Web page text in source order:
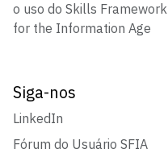
o uso do Skills Framework
for the Information Age
Siga-nos
LinkedIn
Fórum do Usuário SFIA